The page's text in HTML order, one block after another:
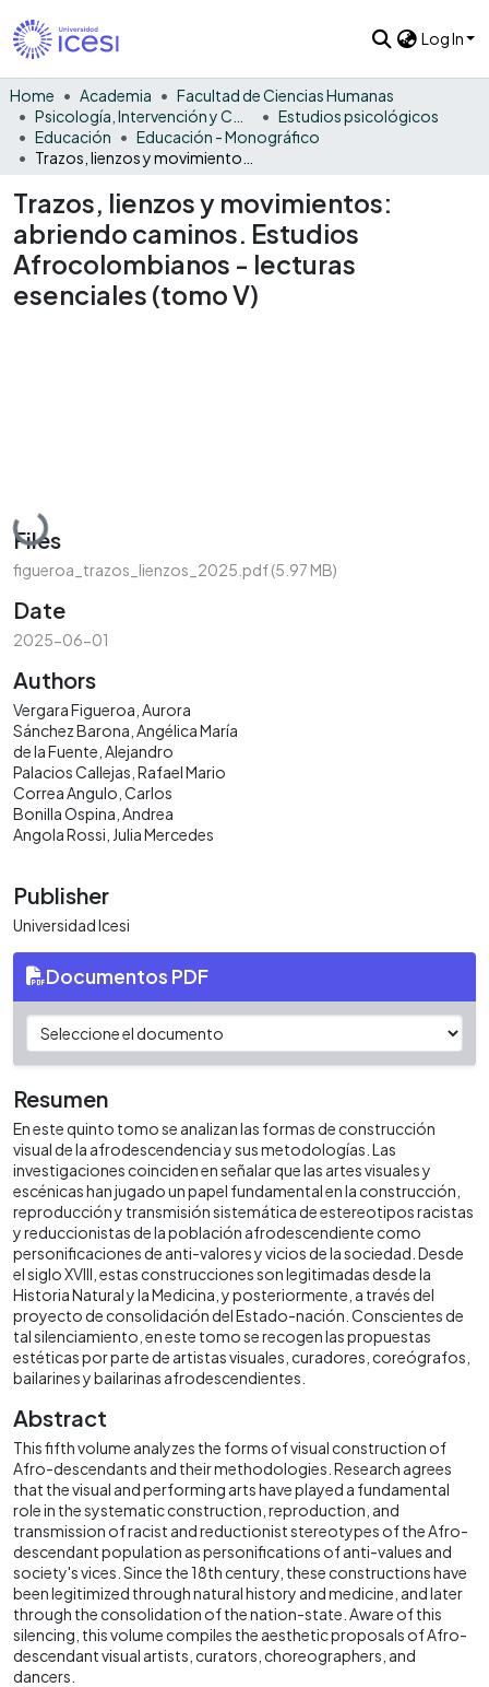
Log In
Home Academia
Facultad de Ciencias Humanas
Estudios psicológicos
Educación
Educación - Monográfico
Trazos, lienzos y movimientos:
abriendo caminos. Estudios
Afrocolombianos - lecturas
esenciales (tomo V)
Loading...
Files
figueroa_trazos_lienzos_2025.pdf(5.97 MB)
Date
2025-06-01
Authors
Vergara Figueroa, Aurora
Sánchez Barona, Angélica María
de la Fuente, Alejandro
Palacios Callejas, Rafael Mario
Correa Angulo, Carlos
Bonilla Ospina, Andrea
Angola Rossi, Julia Mercedes
Publisher
Universidad Icesi
Documentos PDF
Resumen
En este quinto tomo se analizan las formas de construcción
visual de la afrodescendencia y sus metodologías. Las
investigaciones coinciden en señalar que las artes visuales y
escénicas han jugado un papel fundamental en la construcción,
reproducción y transmisión sistemática de estereotipos racistas
y reduccionistas de la población afrodescendiente como
personificaciones de anti-valores y vicios de la sociedad. Desde
el siglo XVIII, estas construcciones son legitimadas desde la
Historia Natural y la Medicina, y posteriormente, a través del
proyecto de consolidación del Estado-nación. Conscientes de
tal silenciamiento, en este tomo se recogen las propuestas
estéticas por parte de artistas visuales, curadores, coreógrafos,
bailarines y bailarinas afrodescendientes.
Abstract
This fifth volume analyzes the forms of visual construction of
Afro-descendants and their methodologies. Research agrees
that the visual and performing arts have played a fundamental
role in the systematic construction, reproduction, and
transmission of racist and reductionist stereotypes of the Afro-
descendant population as personifications of anti-values ​​and
society's vices. Since the 18th century, these constructions have
been legitimized through natural history and medicine, and later
through the consolidation of the nation-state. Aware of this
silencing, this volume compiles the aesthetic proposals of Afro-
descendant visual artists, curators, choreographers, and
dancers.